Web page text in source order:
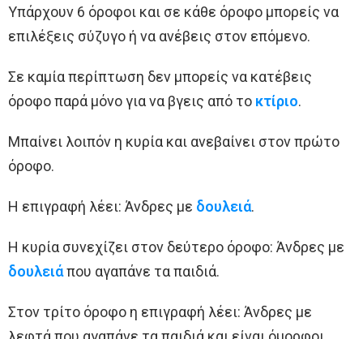
Υπάρχουν 6 όροφοι και σε κάθε όροφο μπορείς να
επιλέξεις σύζυγο ή να ανέβεις στον επόμενο.
Σε καμία περίπτωση δεν μπορείς να κατέβεις
όροφο παρά μόνο για να βγεις από το κτίριο.
Μπαίνει λοιπόν η κυρία και ανεβαίνει στον πρώτο
όροφο.
Η επιγραφή λέει: Άνδρες με δουλειά.
Η κυρία συνεχίζει στον δεύτερο όροφο: Άνδρες με
δουλειάπου αγαπάνε τα παιδιά.
Στον τρίτο όροφο η επιγραφή λέει: Άνδρες με